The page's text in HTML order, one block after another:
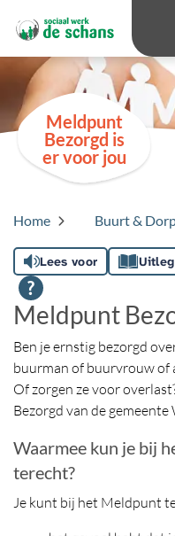
Meldpunt
Bezorgd is
er voor jou
Home Buurt &
Lees voor
Meldpunt
Ben je ernstig bezorgd
buurman of buurvrouw of
Of zorgen ze voor
Bezorgd van de
Waarmee kun je bij
terecht?
Je kunt bij het Meldpunt